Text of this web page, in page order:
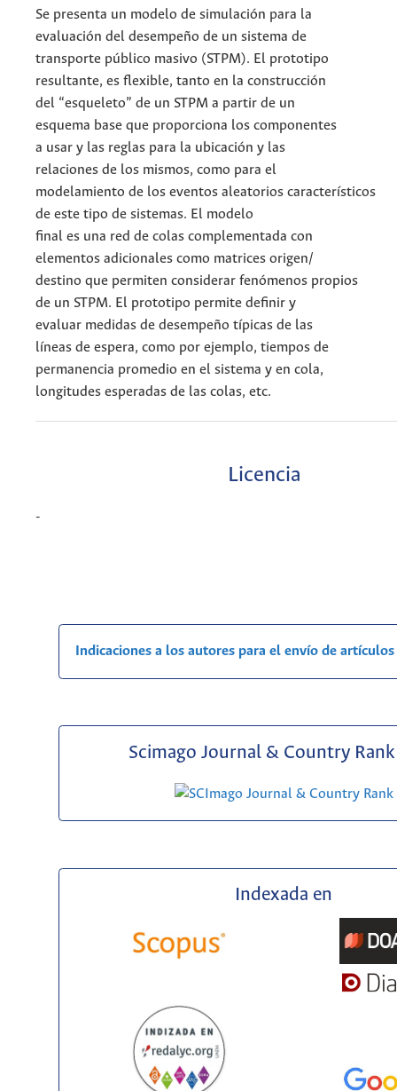
Se presenta un modelo de simulación para la
evaluación del desempeño de un sistema de
transporte público masivo (STPM). El prototipo
resultante, es flexible, tanto en la construcción
del “esqueleto” de un STPM a partir de un
esquema base que proporciona los componentes
a usar y las reglas para la ubicación y las
relaciones de los mismos, como para el
modelamiento de los eventos aleatorios característicos
de este tipo de sistemas. El modelo
final es una red de colas complementada con
elementos adicionales como matrices origen/
destino que permiten considerar fenómenos propios
de un STPM. El prototipo permite definir y
evaluar medidas de desempeño típicas de las
líneas de espera, como por ejemplo, tiempos de
permanencia promedio en el sistema y en cola,
longitudes esperadas de las colas, etc.
Licencia
-
Indicaciones a los autores para el envío de artículos
Scimago Journal & Country Rank
Indexada en